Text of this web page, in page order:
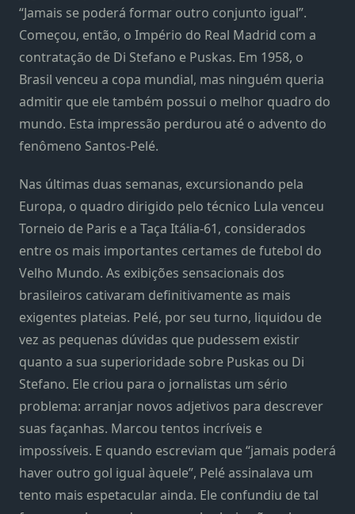
“Jamais se poderá formar outro conjunto igual”.
Começou, então, o Império do Real Madrid com a
contratação de Di Stefano e Puskas. Em 1958, o
Brasil venceu a copa mundial, mas ninguém queria
admitir que ele também possui o melhor quadro do
mundo. Esta impressão perdurou até o advento do
fenômeno Santos-Pelé.
Nas últimas duas semanas, excursionando pela
Europa, o quadro dirigido pelo técnico Lula venceu
Torneio de Paris e a Taça Itália-61, considerados
entre os mais importantes certames de futebol do
Velho Mundo. As exibições sensacionais dos
brasileiros cativaram definitivamente as mais
exigentes plateias. Pelé, por seu turno, liquidou de
vez as pequenas dúvidas que pudessem existir
quanto a sua superioridade sobre Puskas ou Di
Stefano. Ele criou para o jornalistas um sério
problema: arranjar novos adjetivos para descrever
suas façanhas. Marcou tentos incríveis e
impossíveis. E quando escreviam que “jamais poderá
haver outro gol igual àquele”, Pelé assinalava um
tento mais espetacular ainda. Ele confundiu de tal